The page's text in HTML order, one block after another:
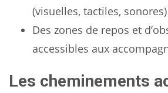
(visuelles, tactiles,
Des zones de repos et
accessibles aux
Les cheminements